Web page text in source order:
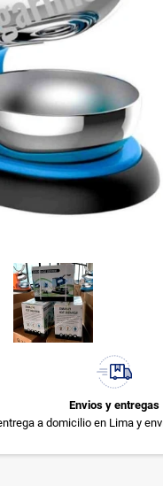
Envios y entregas
a domicilio en Lima y